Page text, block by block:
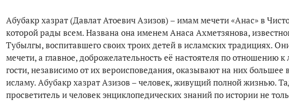
Абубакр хазрат (Давлат Атоевич Азизов) – имам мечети «Анас» в
которой рады всем. Названа она именем Анаса Ахметзянова,
Тубылгы, воспитавшего своих троих детей в исламских традициях.
мечети, а главное, доброжелательность её настоятеля по
гости, независимо от их вероисповедания, оказывают на них
исламу. Абубакр хазрат Азизов – человек, живущий полной жизнью.
просветитель и человек энциклопедических знаний по истории не